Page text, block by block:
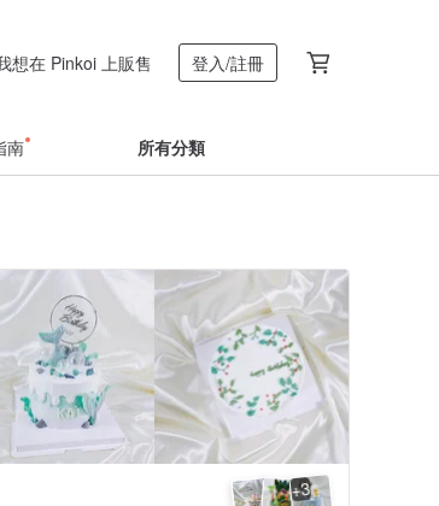
想在 Pinkoi 上販售 登入/註冊
南 所有分類
+3